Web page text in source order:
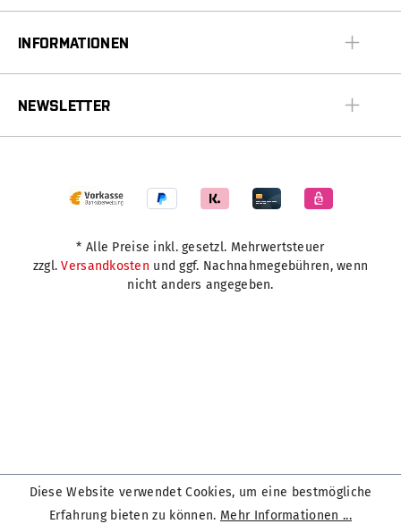
INFORMATIONEN
NEWSLETTER
* Alle Preise inkl. gesetzl. Mehrwertsteuer
zzgl.Versandkosten und ggf. Nachnahmegebühren, wenn
nicht anders angegeben.
Diese Website verwendet Cookies, um eine bestmögliche
Erfahrung bieten zu können. Mehr Informationen ...